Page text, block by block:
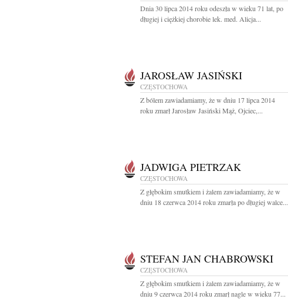
Dnia 30 lipca 2014 roku odeszła w wieku 71 lat, po
długiej i ciężkiej chorobie lek. med. Alicja...
JAROSŁAW JASIŃSKI
CZĘSTOCHOWA
Z bólem zawiadamiamy, że w dniu 17 lipca 2014
roku zmarł Jarosław Jasiński Mąż, Ojciec,...
JADWIGA PIETRZAK
CZĘSTOCHOWA
Z głębokim smutkiem i żalem zawiadamiamy, że w
dniu 18 czerwca 2014 roku zmarła po długiej walce...
STEFAN JAN CHABROWSKI
CZĘSTOCHOWA
Z głębokim smutkiem i żalem zawiadamiamy, że w
dniu 9 czerwca 2014 roku zmarł nagle w wieku 77...